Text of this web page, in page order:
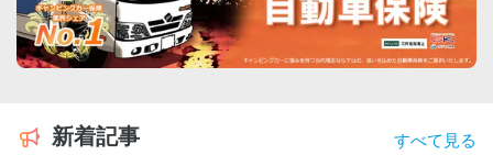
新着記事 すべて見る